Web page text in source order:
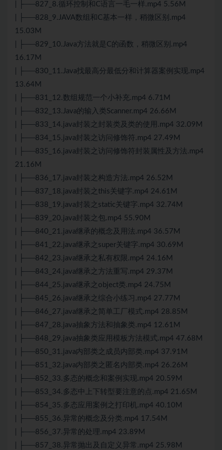
| ├──827_8.循环控制和C语言一毛一样.mp4 5.56M
| ├──828_9.JAVA数组和C基本一样，稍微区别.mp4
15.03M
| ├──829_10.Java方法就是C的函数，稍微区别.mp4
16.17M
| ├──830_11.Java找最高分最低分和计算器案例实现.mp4
13.64M
| ├──831_12.数组规范一个小补充.mp4 6.71M
| ├──832_13.Java的输入类Scanner.mp4 26.66M
| ├──833_14.java封装之封装类及类的使用.mp4 32.09M
| ├──834_15.java封装之访问修饰符.mp4 27.49M
| ├──835_16.java封装之访问修饰符封装属性及方法.mp4
21.16M
| ├──836_17.java封装之构造方法.mp4 26.52M
| ├──837_18.java封装之this关键字.mp4 24.61M
| ├──838_19.java封装之static关键字.mp4 32.74M
| ├──839_20.java封装之包.mp4 55.90M
| ├──840_21.java继承的概念及用法.mp4 36.57M
| ├──841_22.java继承之super关键字.mp4 30.69M
| ├──842_23.java继承之私有权限.mp4 24.16M
| ├──843_24.java继承之方法重写.mp4 29.37M
| ├──844_25.java继承之object类.mp4 24.75M
| ├──845_26.java继承之综合小练习.mp4 27.77M
| ├──846_27.java继承之简单工厂模式.mp4 28.85M
| ├──847_28.java抽象方法和抽象类.mp4 12.61M
| ├──848_29.java抽象类应用模板方法模式.mp4 47.68M
| ├──850_31.java内部类之成员内部类.mp4 37.91M
| ├──851_32.java内部类之匿名内部类.mp4 26.26M
| ├──852_33.多态的概念和案例实现.mp4 20.59M
| ├──853_34.多态中上下转型要注意的点.mp4 21.65M
| ├──854_35.多态应用案例之打印机.mp4 40.10M
| ├──855_36.异常的概念及分类.mp4 17.54M
| ├──856_37.异常的处理.mp4 23.89M
| ├──857_38.异常抛出及自定义异常.mp4 25.98M